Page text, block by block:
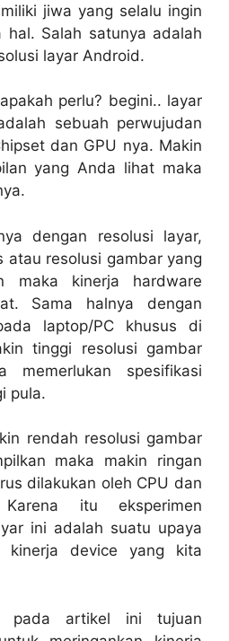
jiwa yang selalu ingin
hal. Salah satunya adalah
layar Android.
perlu? begini.. layar
sebuah perwujudan
dan GPU nya. Makin
yang Anda lihat maka
dengan resolusi layar,
atau resolusi gambar yang
maka kinerja hardware
Sama halnya dengan
laptop/PC khusus di
tinggi resolusi gambar
memerlukan spesifikasi
pula.
rendah resolusi gambar
maka makin ringan
dilakukan oleh CPU dan
itu eksperimen
ini adalah suatu upaya
kinerja device yang kita
pada artikel ini tujuan